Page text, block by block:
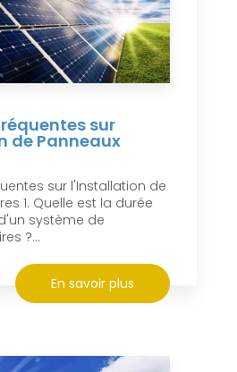
sur
de Panneaux
sur l'Installation de
1. Quelle est la durée
système de
?...
En savoir plus